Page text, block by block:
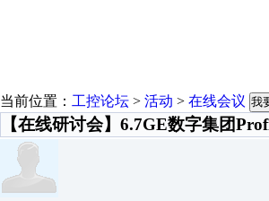
当前位置： 工控论坛 > 活动 > 在线会议 我
【在线研讨会】6.7GE数字集团